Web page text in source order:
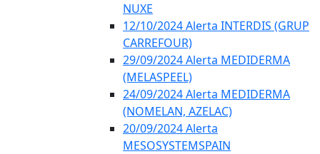
NUXE
12/10/2024 Alerta INTERDIS (GRUP
CARREFOUR)
29/09/2024 Alerta MEDIDERMA
(MELASPEEL)
24/09/2024 Alerta MEDIDERMA
(NOMELAN, AZELAC)
20/09/2024 Alerta
MESOSYSTEMSPAIN